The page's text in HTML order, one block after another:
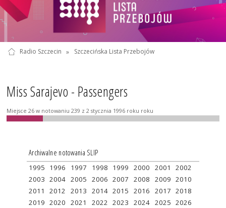
Radio Szczecin » Szczecińska Lista Przebojów
Miss Sarajevo - Passengers
Miejsce 26 w notowaniu 239 z 2 stycznia 1996 roku roku
Archiwalne notowania SLIP
1995 1996 1997 1998 1999 2000 2001
2002
2003 2004 2005 2006 2007 2008 2009 2010
2011
2012 2013 2014 2015 2016 2017 2018
2019 2020 2021 2022 2023 2024 2025 2026